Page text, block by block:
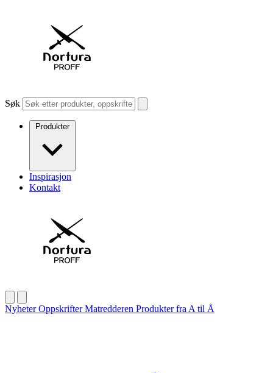
Søk
Produkter
Inspirasjon
Kontakt
NyheterOppskrifterMatredderen Produkter fra A til Å